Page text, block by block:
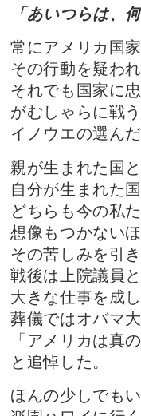
「あいつらは、
常にアメリカ国
その行動を疑わ
それでも国家に
がむしゃらに戦
イノウエの選ん
親が生まれた国
自分が生まれた
どちらも今の私
想像もつかない
その苦しみを引
戦後は上院議員
大きな仕事を成
葬儀ではオバマ
「アメリカは真
と追悼した。
ほんの少しでも